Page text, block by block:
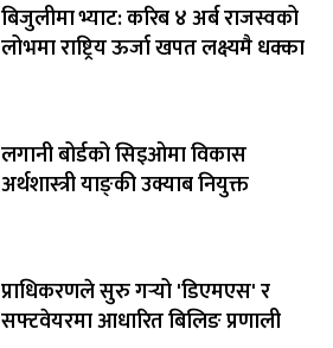
बिजुलीमा भ्याट: करिब ४ अर्ब राजस्वको
लोभमा राष्ट्रिय ऊर्जा खपत लक्ष्यमै धक्का
लगानी बोर्डको सिइओमा विकास
अर्थशास्त्री याङ्‌की उक्याब नियुक्त
प्राधिकरणले सुरु गर्‍यो 'डिएमएस' र
सफ्टवेयरमा आधारित बिलिङ प्रणाली